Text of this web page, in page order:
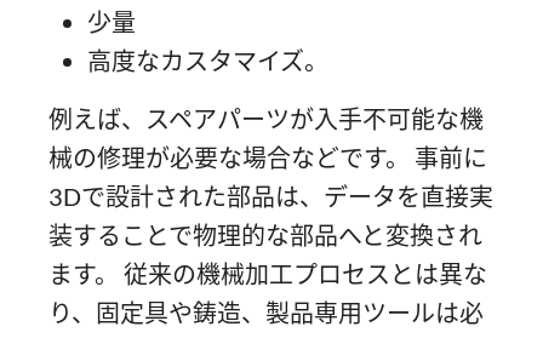
少量
高度なカスタマイズ。
例えば、スペアパーツが入手不可能な機
械の修理が必要な場合などです。 事前に
3Dで設計された部品は、データを直接実
装することで物理的な部品へと変換され
ます。 従来の機械加工プロセスとは異な
り、固定具や鋳造、製品専用ツールは必